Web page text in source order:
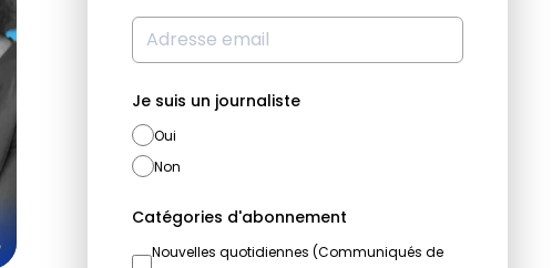
Je suis un journaliste
Oui
Non
Catégories d'abonnement
Nouvelles quotidiennes (Communiqués de